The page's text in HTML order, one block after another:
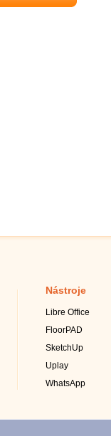
Nástroje
Libre Office
FloorPAD
SketchUp
Uplay
WhatsApp